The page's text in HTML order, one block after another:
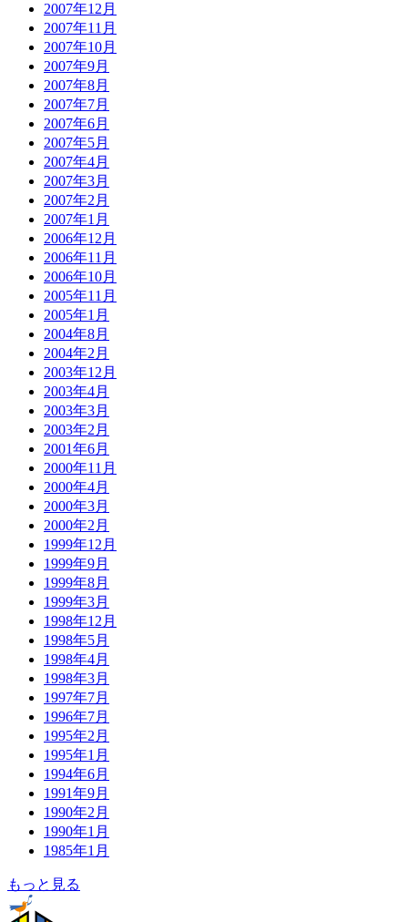
2007年12月
2007年11月
2007年10月
2007年9月
2007年8月
2007年7月
2007年6月
2007年5月
2007年4月
2007年3月
2007年2月
2007年1月
2006年12月
2006年11月
2006年10月
2005年11月
2005年1月
2004年8月
2004年2月
2003年12月
2003年4月
2003年3月
2003年2月
2001年6月
2000年11月
2000年4月
2000年3月
2000年2月
1999年12月
1999年9月
1999年8月
1999年3月
1998年12月
1998年5月
1998年4月
1998年3月
1997年7月
1996年7月
1995年2月
1995年1月
1994年6月
1991年9月
1990年2月
1990年1月
1985年1月
もっと見る